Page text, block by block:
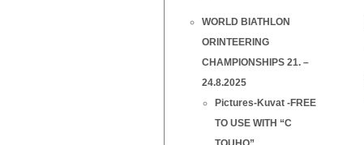
WORLD BIATHLON
ORINTEERING
CHAMPIONSHIPS 21. –
24.8.2025
Pictures-Kuvat -FREE
TO USE WITH “C